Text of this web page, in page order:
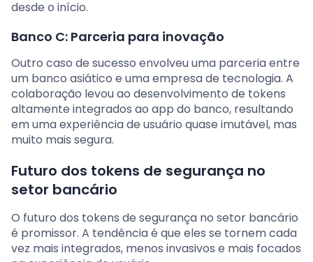
desde o início.
Banco C: Parceria para inovação
Outro caso de sucesso envolveu uma parceria entre
um banco asiático e uma empresa de tecnologia. A
colaboração levou ao desenvolvimento de tokens
altamente integrados ao app do banco, resultando
em uma experiência de usuário quase imutável, mas
muito mais segura.
Futuro dos tokens de segurança no
setor bancário
O futuro dos tokens de segurança no setor bancário
é promissor. A tendência é que eles se tornem cada
vez mais integrados, menos invasivos e mais focados